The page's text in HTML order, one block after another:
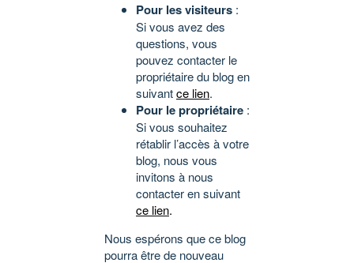
Pour les visiteurs :
Si vous avez des
questions, vous
pouvez contacter le
propriétaire du blog en
suivantce lien.
Pour le propriétaire :
Si vous souhaitez
rétablir l’accès à votre
blog, nous vous
invitons à nous
contacter en suivant
ce lien.
Nous espérons que ce blog
pourra être de nouveau